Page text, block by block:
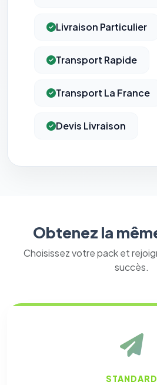
Livraison Particulier
Transport Rapide
Transport La France
Devis Livraison
Obtenez la
Choisissez votre pack et
succès.
STANDARD